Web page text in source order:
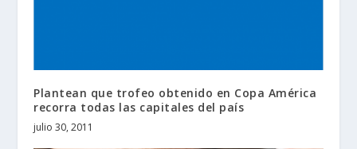
Plantean que trofeo obtenido en Copa América
recorra todas las capitales del país
julio 30, 2011